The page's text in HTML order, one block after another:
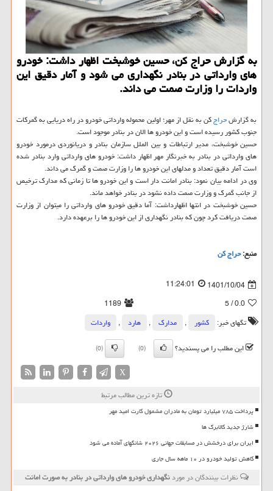
به گزارش حراج کن، حسین خوشبخت اظهار داشت: خودرو
های وارداتی در بنادر نگهداری می شود و آمار دقیق این
واردات را وزارت صمت می داند.
به گزارشحراجکن به نقل از مهر؛ اولین محموله وارداتی خودرو در راه دریایی به گمرکات
جنوب کشور رسیده است و این خودرو ها الان در بنادر موجود است.
حسین خوشبخت، مدیر ارتباطات و بین الملل سازمان بنادر و دریانوردی درمورد خودرو
های وارداتی در بنادر به خبرنگار مهر اظهار داشت: خودرو های وارداتی وارد بنادر شده
است آمار دقیق تعداد و مدلهای این خودرو ها را وزارت صمت و گمرک می داند.
وی در ادامه بیان نمود: بنادر امانت دار است و این خودرو ها تا زمانی که مدارک ترخیص
از جانب گمرک و وزارت صمت داده نشود در بنادر خواهد ماند.
حسین خوشبخت در انتها اظهارداشت: آما دقیق خودرو های وارداتی را میتوان از وزارت
صمت دریافت کرد چون که بنادر نگهداری از این خودرو ها را برعهده دارد.
منبع:حراج كن
1401/10/04
11:24:01
0.0
/ 5
1189
تگهای خبر:
كشور , مدارك , هارد ,
واردات
این مطلب را می پسندید؟
(0)
(0)
X
تازه ترین مطالب مرتبط
پرداخت ۷۸۵ میلیارد تومان به مادران مشمول کارت امید مهر
شارژ جدید کالابرگ ها
ایران برای درخشش در مسابقات جهانی ۲۰۲۶ شانگهای آماده می شود
کاهش تولید خودرو در ۱۰ ماهه سال جاری
نظرات بینندگان در موردنگهداری خودرو های وارداتی در بنادر به صورت امانت